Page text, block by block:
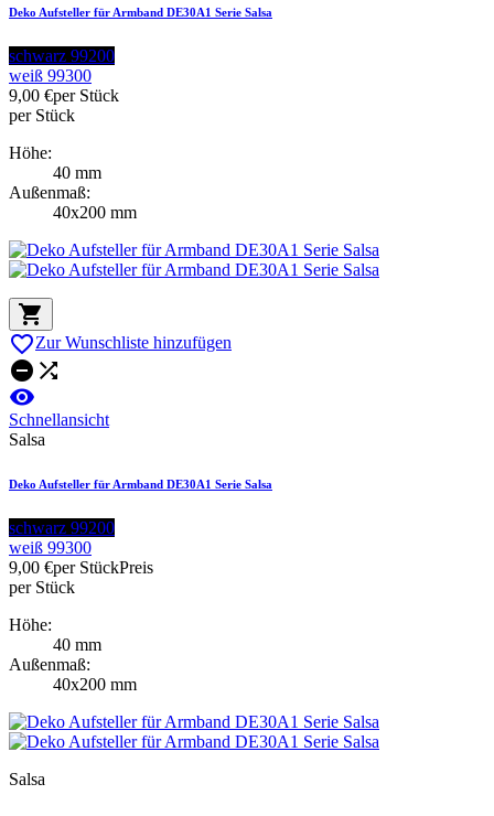
Deko Aufsteller für Armband DE30A1 Serie Salsa
schwarz 99200
weiß 99300
9,00 €per Stück
per Stück
Höhe:
40 mm
Außenmaß:
40x200 mm

Zur Wunschliste hinzufügen
 

Schnellansicht
Salsa
Deko Aufsteller für Armband DE30A1 Serie Salsa
schwarz 99200
weiß 99300
9,00 €per StückPreis
per Stück
Höhe:
40 mm
Außenmaß:
40x200 mm
Salsa